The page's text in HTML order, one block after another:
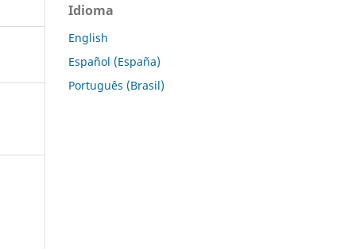
Idioma
English
Español (España)
Português (Brasil)